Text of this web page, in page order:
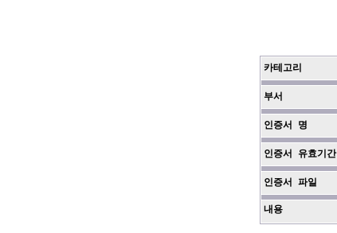
카테고리
부서
인증서 명
인증서 유효기간
인증서 파일
내용